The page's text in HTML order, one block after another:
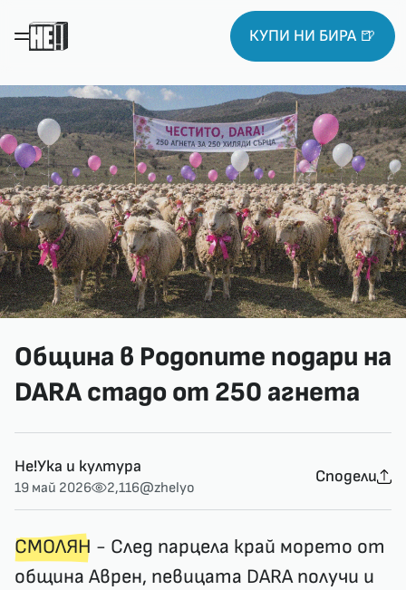
КУПИ НИ БИРА 🍺
Община в Родопите подари на
DARA стадо от 250 агнета
Не!Ука и култура
19 май 2026 2,116@zhelyo
Сподели
СМОЛЯН - След парцела край морето от
община Аврен, певицата DARA получи и